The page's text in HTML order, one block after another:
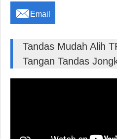
 Email
Tandas Mudah Alih
Tangan Tandas